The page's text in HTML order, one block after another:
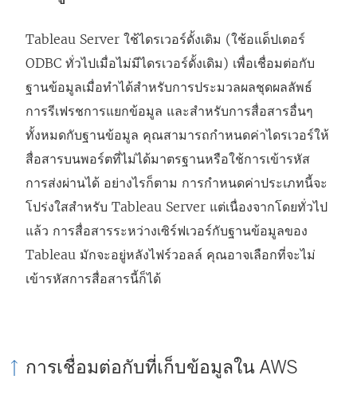
Tableau Server ใช้ไดรเวอร์ดั้งเดิม (ใช้อแด็ปเตอร์
ODBC ทั่วไปเมื่อไม่มีไดรเวอร์ดั้งเดิม) เพื่อเชื่อมต่อกับ
ฐานข้อมูลเมื่อทำได้สำหรับการประมวลผลชุดผลลัพธ์
การรีเฟรชการแยกข้อมูล และสำหรับการสื่อสารอื่นๆ
ทั้งหมดกับฐานข้อมูล คุณสามารถกำหนดค่าไดรเวอร์ให้
สื่อสารบนพอร์ตที่ไม่ได้มาตรฐานหรือใช้การเข้ารหัส
การส่งผ่านได้ อย่างไรก็ตาม การกำหนดค่าประเภทนี้จะ
โปร่งใสสำหรับ Tableau Server แต่เนื่องจากโดยทั่วไป
แล้ว การสื่อสารระหว่างเซิร์ฟเวอร์กับฐานข้อมูลของ
Tableau มักจะอยู่หลังไฟร์วอลล์ คุณอาจเลือกที่จะไม่
เข้ารหัสการสื่อสารนี้ก็ได้
การเชื่อมต่อกับที่เก็บข้อมูลใน AWS